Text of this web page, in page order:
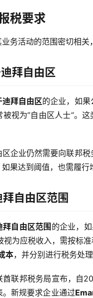
税要求
务活动的范围密切相关
拜自由区
拜自由区的企业，如
视为”自由区人士”。这
企业仍然需要向联邦
果达到阈值，也需履行
自由区范围
拜自由区范围的企业，
为应税收入，需按标
本，并分别进行税务处理
联邦税务局宣布，自
新规要求企业通过